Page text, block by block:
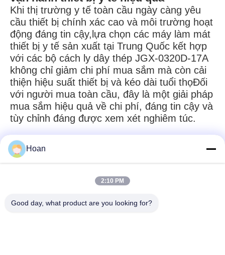
Khi thị trường y tế toàn cầu ngày càng yêu
cầu thiết bị chính xác cao và môi trường hoạt
động đáng tin cậy,lựa chọn các máy làm mát
thiết bị y tế sản xuất tại Trung Quốc kết hợp
với các bộ cách ly dây thép JGX‐0320D‐17A
không chỉ giảm chi phí mua sắm mà còn cải
thiện hiệu suất thiết bị và kéo dài tuổi thọĐối
với người mua toàn cầu, đây là một giải pháp
mua sắm hiệu quả về chi phí, đáng tin cậy và
tùy chỉnh đáng được xem xét nghiêm túc.
Email kinh doanh:
Điện thoại / WhatsApp:
Hoan
2:10 PM
Good day, what product are you looking for?